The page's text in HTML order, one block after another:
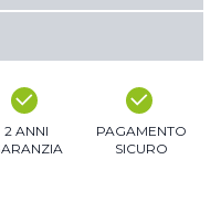
2 ANNI
PAGAMENTO
SICURO